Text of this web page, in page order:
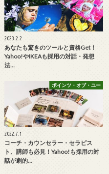
2023.2.2
あなたも驚きのツールと資格Get！
Yahoo!やIKEAも採用の対話・発想
法…
ポインツ・オブ・ユー
2022.7.1
コーチ・カウンセラー・セラピス
ト、講師も必見！Yahoo!も採用の対
話が劇的…